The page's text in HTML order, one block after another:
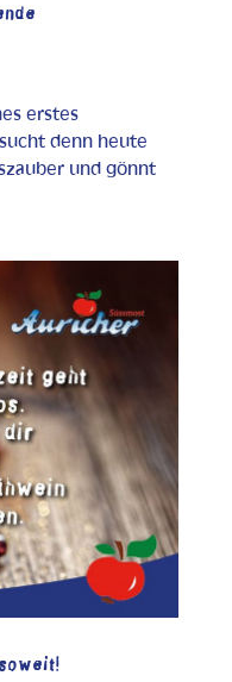
erstes
denn heute
und gönnt